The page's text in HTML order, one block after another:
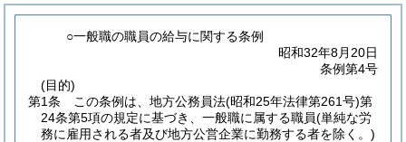
○一般職の職員の給与に関する条例
昭和32年8月20日
条例第4号
(目的)
第1条
この条例は、地方公務員法(昭和25年法律第261号)第
24条第5項の規定に基づき、一般職に属する職員(単純な労
務に雇用される者及び地方公営企業に勤務する者を除く。)